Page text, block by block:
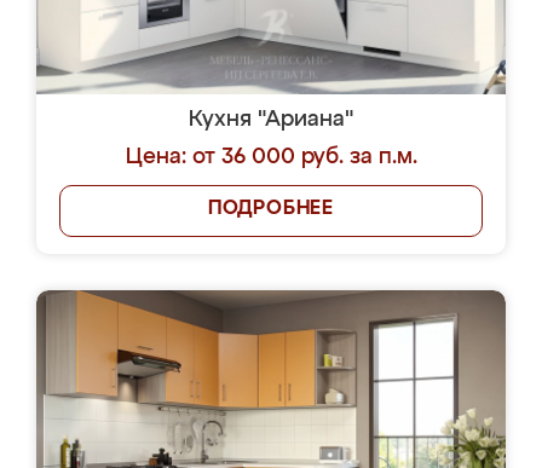
Кухня "Ариана"
Цена: от 36 000 руб. за п.м.
ПОДРОБНЕЕ